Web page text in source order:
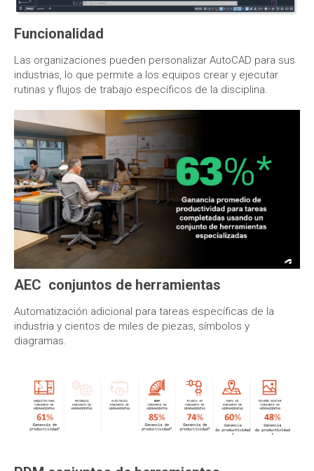
Funcionalidad
Las organizaciones pueden personalizar AutoCAD para sus
industrias, lo que permite a los equipos crear y ejecutar
rutinas y flujos de trabajo específicos de la disciplina.
AEC conjuntos de herramientas
Automatización adicional para tareas específicas de la
industria y cientos de miles de piezas, símbolos y
diagramas.